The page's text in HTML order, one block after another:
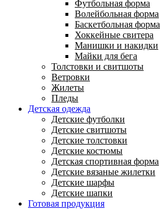
Футбольная форма
Волейбольная форма
Баскетбольная форма
Хоккейные свитера
Манишки и накидки
Майки для бега
Толстовки и свитшоты
Ветровки
Жилеты
Пледы
Детская одежда
Детские футболки
Детские свитшоты
Детские толстовки
Детские костюмы
Детская спортивная форма
Детские вязаные жилетки
Детские шарфы
Детские шапки
Готовая продукция